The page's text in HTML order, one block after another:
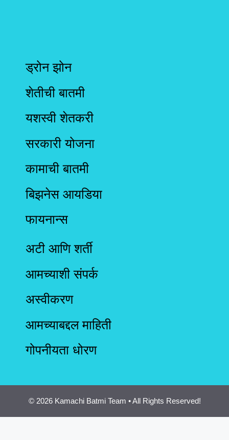
ड्रोन झोन
शेतीची बातमी
यशस्वी शेतकरी
सरकारी योजना
कामाची बातमी
बिझनेस आयडिया
फायनान्स
अटी आणि शर्ती
आमच्याशी संपर्क
अस्वीकरण
आमच्याबद्दल माहिती
गोपनीयता धोरण
© 2026 Kamachi Batmi Team • All Rights Reserved!